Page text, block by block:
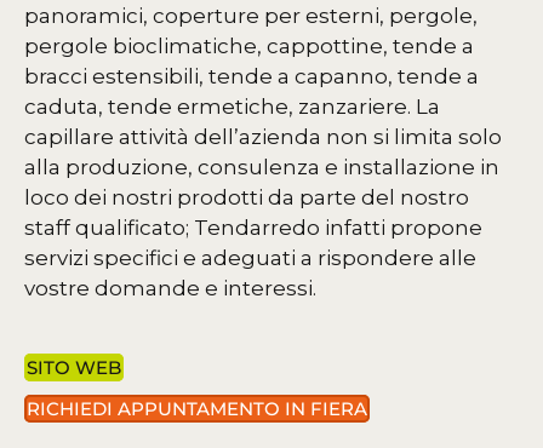
panoramici, coperture per esterni, pergole,
pergole bioclimatiche, cappottine, tende a
bracci estensibili, tende a capanno, tende a
caduta, tende ermetiche, zanzariere. La
capillare attività dell’azienda non si limita solo
alla produzione, consulenza e installazione in
loco dei nostri prodotti da parte del nostro
staff qualificato; Tendarredo infatti propone
servizi specifici e adeguati a rispondere alle
vostre domande e interessi.
SITO WEB
RICHIEDI APPUNTAMENTO IN FIERA